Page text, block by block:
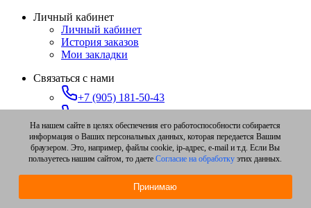
Личный кабинет
Личный кабинет
История заказов
Мои закладки
Связаться с нами
+7 (905) 181-50-43
zakaz@ufa-pchelovod.ru
Уфа, ул. Достоевского, д. 97
Разработка сайта -
Магазин «Пчеловод» © 2026
На нашем сайте в целях обеспечения его работоспособности собирается
информация о Ваших персональных данных, которая передается Вашим
браузером. Это, например, файлы cookie, ip-адрес, e-mail и т.д. Если Вы
пользуетесь нашим сайтом, то даетеСогласие на обработку этих данных.
Принимаю